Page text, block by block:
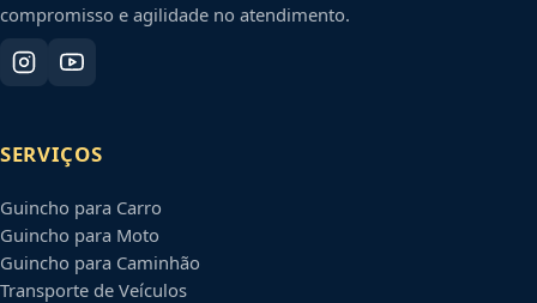
compromisso e agilidade no atendimento.
SERVIÇOS
Guincho para Carro
Guincho para Moto
Guincho para Caminhão
Transporte de Veículos